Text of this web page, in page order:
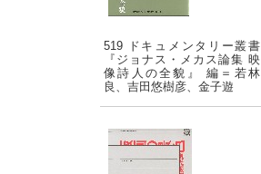
519 ドキュメンタリー叢書
『ジョナス・メカス論集 映
像詩人の全貌』 編＝若林
良、吉田悠樹彦、金子遊